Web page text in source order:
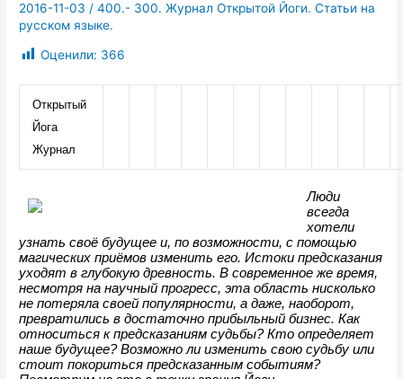
2016-11-03 /400.- 300. Журнал Открытой Йоги. Статьи на
русском языке.
Оценили: 366
Открытый
Йога
Журнал
Люди
всегда
хотели
узнать своё будущее и, по возможности, с помощью
магических приёмов изменить его. Истоки предсказания
уходят в глубокую древность. В современное же время,
несмотря на научный прогресс, эта область нисколько
не потеряла своей популярности, а даже, наоборот,
превратились в достаточно прибыльный бизнес. Как
относиться к предсказаниям судьбы? Кто определяет
наше будущее? Возможно ли изменить свою судьбу или
стоит покориться предсказанным событиям?